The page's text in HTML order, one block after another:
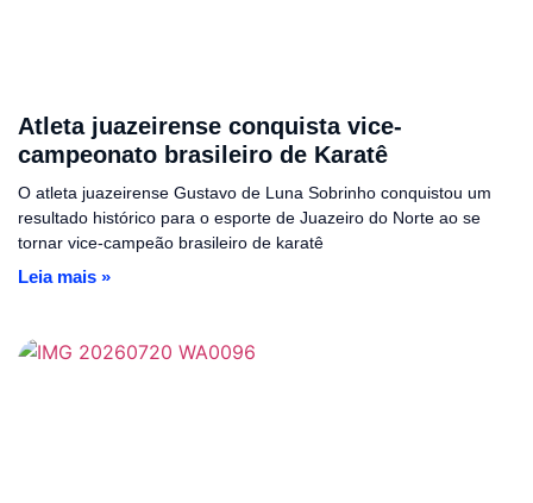
Atleta juazeirense conquista vice-
campeonato brasileiro de Karatê
O atleta juazeirense Gustavo de Luna Sobrinho conquistou um
resultado histórico para o esporte de Juazeiro do Norte ao se
tornar vice-campeão brasileiro de karatê
Leia mais »